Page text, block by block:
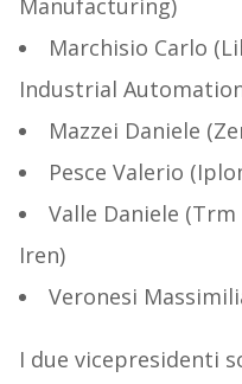
Manufacturing)
Marchisio Carlo
Industrial
Mazzei Daniele
Pesce Valerio
Valle Daniele
Iren)
Veronesi
I due vicepresidenti